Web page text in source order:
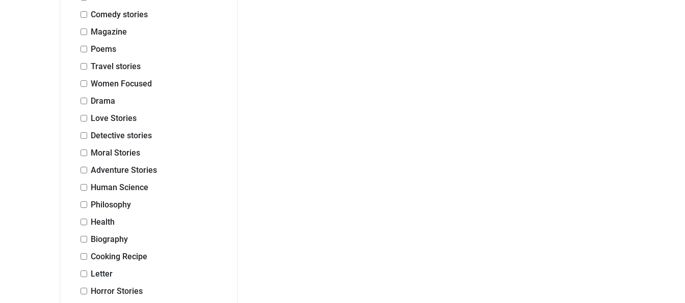
Comedy stories
Magazine
Poems
Travel stories
Women Focused
Drama
Love Stories
Detective stories
Moral Stories
Adventure Stories
Human Science
Philosophy
Health
Biography
Cooking Recipe
Letter
Horror Stories